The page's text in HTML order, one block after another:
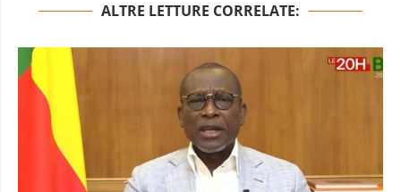
ALTRE LETTURE CORRELATE: